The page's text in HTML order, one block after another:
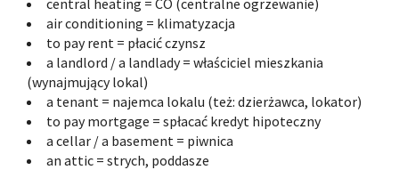
air conditioning = klimatyzacja
to pay rent = płacić czynsz
a landlord / a landlady = właściciel mieszkania
(wynajmujący lokal)
a tenant = najemca lokalu (też: dzierżawca, lokator)
to pay mortgage = spłacać kredyt hipoteczny
a cellar / a basement = piwnica
an attic = strych, poddasze